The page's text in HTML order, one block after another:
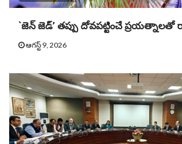
`జెన్ జెడ్’ తప్పు దోవపట్టించే
ఆగస్ట్ 9, 2026